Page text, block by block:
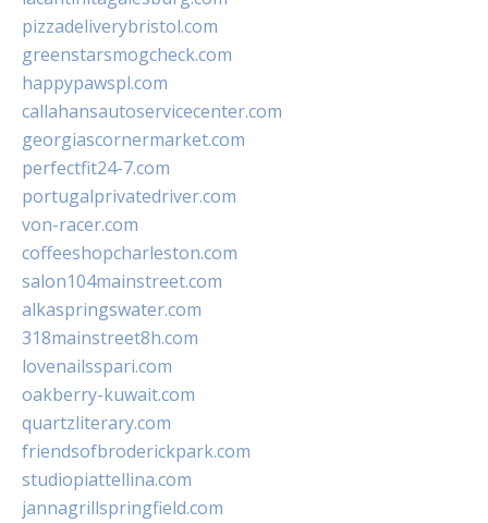
pizzadeliverybristol.com
greenstarsmogcheck.com
happypawspl.com
callahansautoservicecenter.com
georgiascornermarket.com
perfectfit24-7.com
portugalprivatedriver.com
von-racer.com
coffeeshopcharleston.com
salon104mainstreet.com
alkaspringswater.com
318mainstreet8h.com
lovenailsspari.com
oakberry-kuwait.com
quartzliterary.com
friendsofbroderickpark.com
studiopiattellina.com
jannagrillspringfield.com